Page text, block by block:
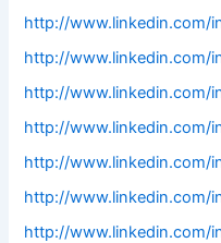
http://www.linkedin.com/
http://www.linkedin.com/
http://www.linkedin.com/
http://www.linkedin.com/
http://www.linkedin.com/
http://www.linkedin.com/
http://www.linkedin.com/